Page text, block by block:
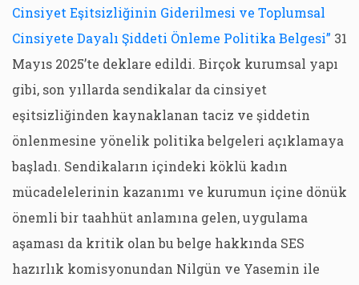
Cinsiyet Eşitsizliğinin Giderilmesi ve Toplumsal
Cinsiyete Dayalı Şiddeti Önleme Politika Belgesi” 31
Mayıs 2025’te deklare edildi. Birçok kurumsal yapı
gibi, son yıllarda sendikalar da cinsiyet
eşitsizliğinden kaynaklanan taciz ve şiddetin
önlenmesine yönelik politika belgeleri açıklamaya
başladı. Sendikaların içindeki köklü kadın
mücadelelerinin kazanımı ve kurumun içine dönük
önemli bir taahhüt anlamına gelen, uygulama
aşaması da kritik olan bu belge hakkında SES
hazırlık komisyonundan Nilgün ve Yasemin ile